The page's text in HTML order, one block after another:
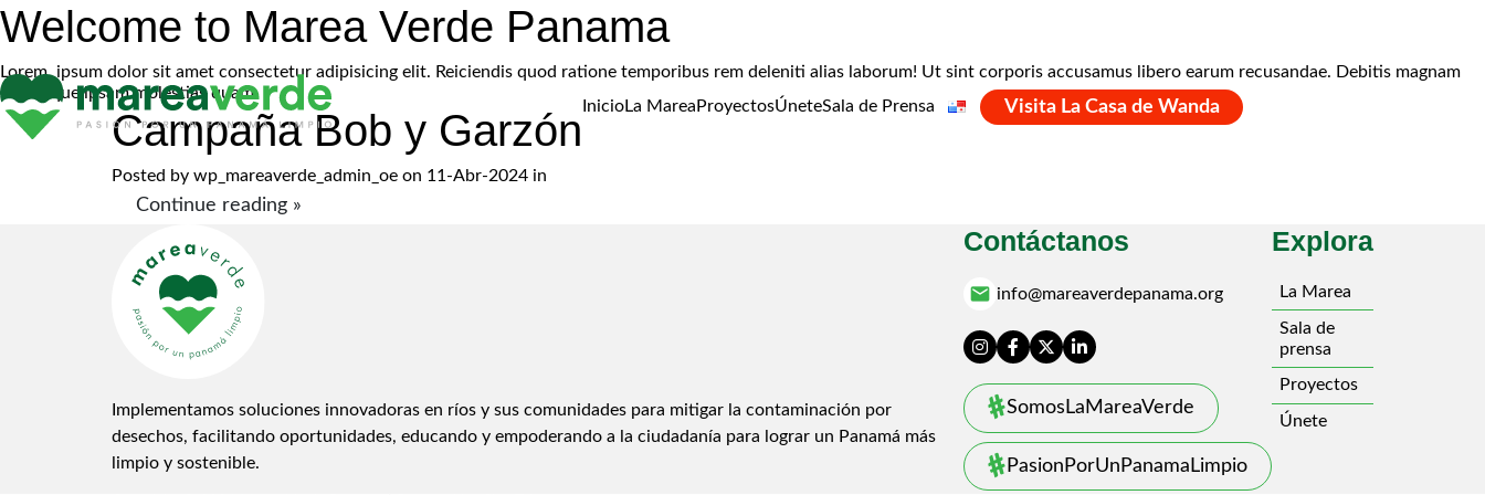
InicioLa Marea ProyectosÚneteSala de Prensa Visita La Casa de Wanda
Welcome to Marea Verde Panama
Lorem, ipsum dolor sit amet consectetur adipisicing elit. Reiciendis quod ratione temporibus rem deleniti alias laborum! Ut sint corporis accusamus libero earum recusandae. Debitis magnam
nisi itaque ipsam molestias quam.
Campaña Bob y Garzón
Posted by wp_mareaverde_admin_oeon 11-Abr-2024 in
Continue reading »
Implementamos soluciones innovadoras en ríos y sus comunidades para mitigar la contaminación por
desechos, facilitando oportunidades, educando y empoderando a la ciudadanía para lograr un Panamá más
limpio y sostenible.
Contáctanos
email info@mareaverdepanama.org
SomosLaMareaVerde
PasionPorUnPanamaLimpio
Explora
La Marea
Sala de
prensa
Proyectos
Únete